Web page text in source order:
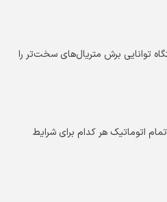
توانایی برش متریال‌های سخت‌تر را
اتوماتیک هر کدام برای شرایط